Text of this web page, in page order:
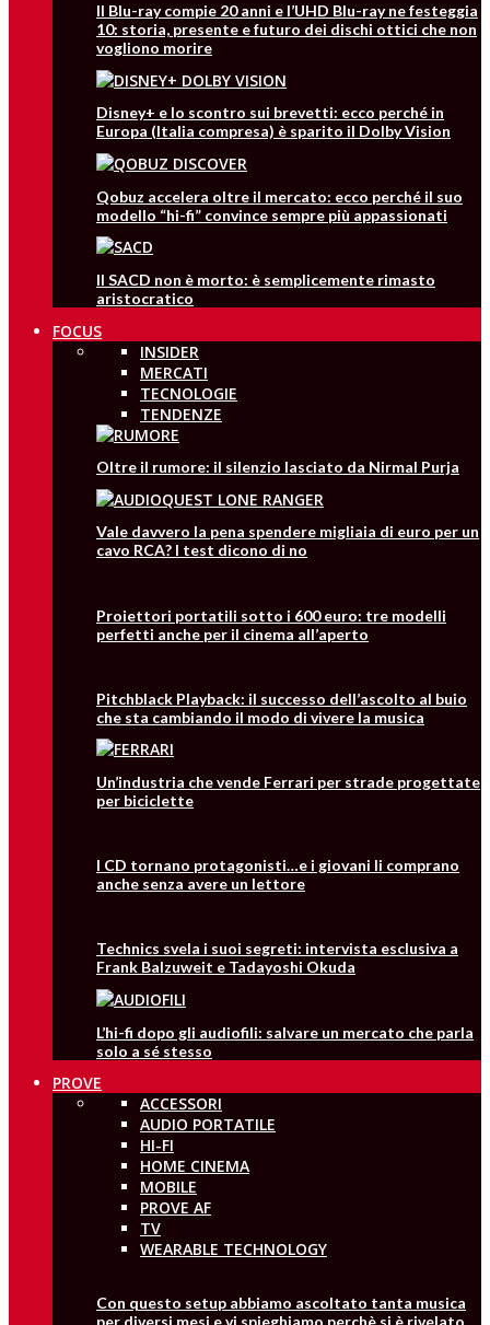
Il Blu-ray compie 20 anni e l’UHD Blu-ray ne festeggia
10: storia, presente e futuro dei dischi ottici che non
vogliono morire
Disney+ e lo scontro sui brevetti: ecco perché in
Europa (Italia compresa) è sparito il Dolby Vision
Qobuz accelera oltre il mercato: ecco perché il suo
modello “hi-fi” convince sempre più appassionati
Il SACD non è morto: è semplicemente rimasto
aristocratico
FOCUS
INSIDER
MERCATI
TECNOLOGIE
TENDENZE
Oltre il rumore: il silenzio lasciato da Nirmal Purja
Vale davvero la pena spendere migliaia di euro per un
cavo RCA? I test dicono di no
Proiettori portatili sotto i 600 euro: tre modelli
perfetti anche per il cinema all’aperto
Pitchblack Playback: il successo dell’ascolto al buio
che sta cambiando il modo di vivere la musica
Un’industria che vende Ferrari per strade progettate
per biciclette
I CD tornano protagonisti…e i giovani li comprano
anche senza avere un lettore
Technics svela i suoi segreti: intervista esclusiva a
Frank Balzuweit e Tadayoshi Okuda
L’hi-fi dopo gli audiofili: salvare un mercato che parla
solo a sé stesso
PROVE
ACCESSORI
AUDIO PORTATILE
HI-FI
HOME CINEMA
MOBILE
PROVE AF
TV
WEARABLE TECHNOLOGY
Con questo setup abbiamo ascoltato tanta musica
per diversi mesi e vi spieghiamo perchè si è rivelato